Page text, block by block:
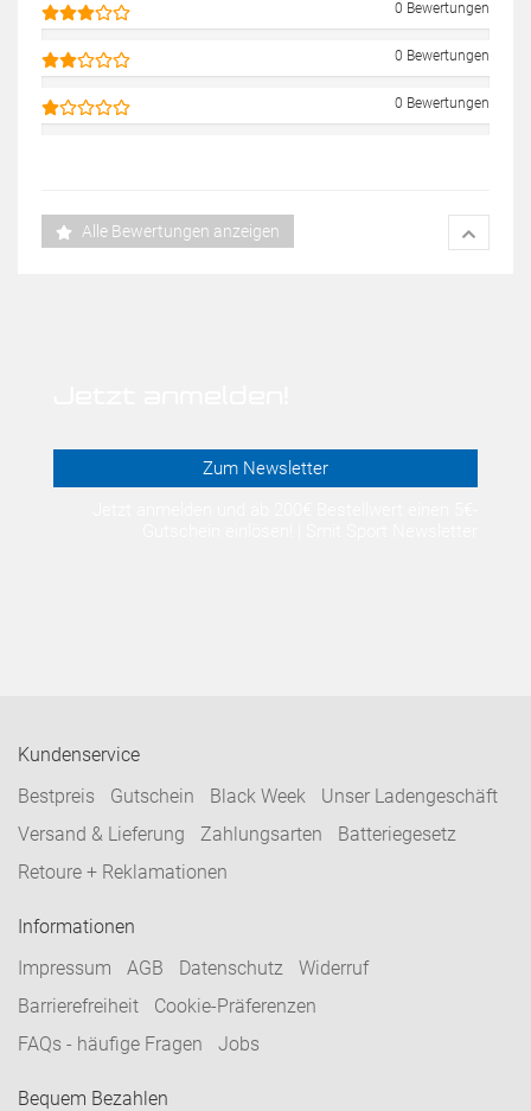
0 Bewertungen
0 Bewertungen
0 Bewertungen
Alle Bewertungen anzeigen
Zum Newsletter
Kundenservice
Bestpreis
Gutschein Black Week
Unser Ladengeschäft
Versand & Lieferung
Zahlungsarten
Batteriegesetz
Retoure + Reklamationen
Informationen
Impressum
AGB Datenschutz
Widerruf
Barrierefreiheit
Cookie-Präferenzen
FAQs - häufige Fragen
Jobs
Bequem Bezahlen